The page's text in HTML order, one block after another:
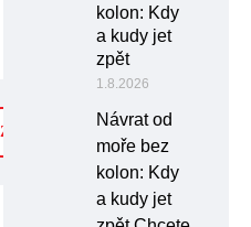
ZOBRAZIT
kolon: Kdy
a kudy jet
zpět
1.8.2026
Návrat od
moře bez
kolon: Kdy
a kudy jet